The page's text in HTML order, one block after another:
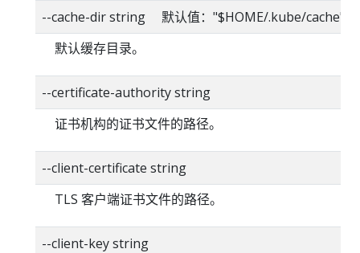
--cache-dir string 默认值："$HOME/.kube/cache"
默认缓存目录。
--certificate-authority string
证书机构的证书文件的路径。
--client-certificate string
TLS 客户端证书文件的路径。
--client-key string